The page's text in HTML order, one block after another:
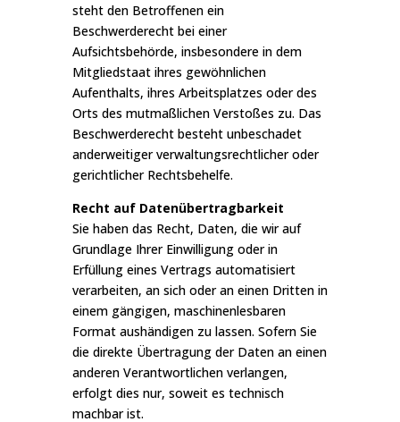
steht den Betroffenen ein
Beschwerderecht bei einer
Aufsichtsbehörde, insbesondere in dem
Mitgliedstaat ihres gewöhnlichen
Aufenthalts, ihres Arbeitsplatzes oder des
Orts des mutmaßlichen Verstoßes zu. Das
Beschwerderecht besteht unbeschadet
anderweitiger verwaltungsrechtlicher oder
gerichtlicher Rechtsbehelfe.
Recht auf Daten­übertrag­barkeit
Sie haben das Recht, Daten, die wir auf
Grundlage Ihrer Einwilligung oder in
Erfüllung eines Vertrags automatisiert
verarbeiten, an sich oder an einen Dritten in
einem gängigen, maschinenlesbaren
Format aushändigen zu lassen. Sofern Sie
die direkte Übertragung der Daten an einen
anderen Verantwortlichen verlangen,
erfolgt dies nur, soweit es technisch
machbar ist.